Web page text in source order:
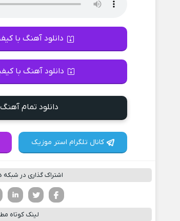
دانلود آهنگ با
دانلود آهنگ با
دانلود تمام
کانال تلگرام استر موزیک
اشتراک گذاری در شبکه
لینک کوتاه